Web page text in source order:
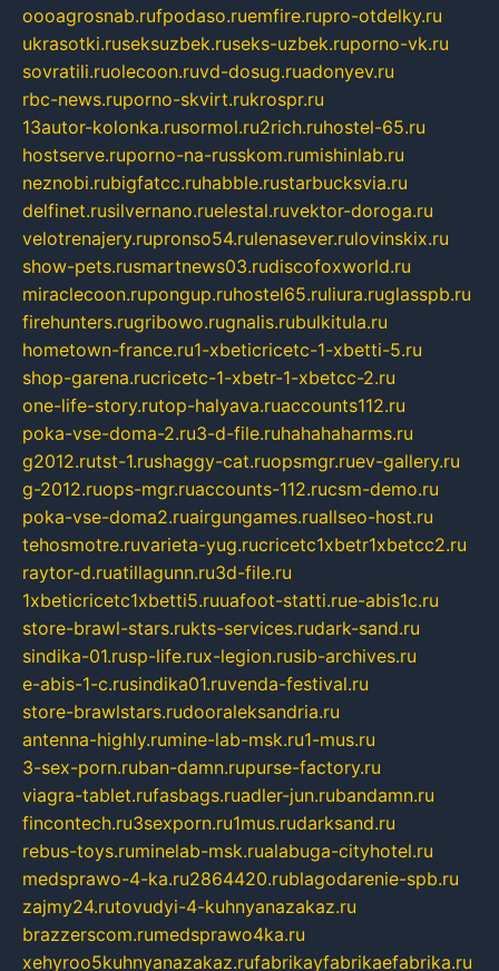
oooagrosnab.rufpodaso.ruemfire.rupro-otdelky.ru
ukrasotki.ruseksuzbek.ruseks-uzbek.ruporno-vk.ru
sovratili.ruolecoon.ruvd-dosug.ruadonyev.ru
rbc-news.ruporno-skvirt.rukrospr.ru
13autor-kolonka.rusormol.ru2rich.ruhostel-65.ru
hostserve.ruporno-na-russkom.rumishinlab.ru
neznobi.rubigfatcc.ruhabble.rustarbucksvia.ru
delfinet.rusilvernano.ruelestal.ruvektor-doroga.ru
velotrenajery.rupronso54.rulenasever.rulovinskix.ru
show-pets.rusmartnews03.rudiscofoxworld.ru
miraclecoon.rupongup.ruhostel65.ruliura.ruglasspb.ru
firehunters.rugribowo.rugnalis.rubulkitula.ru
hometown-france.ru1-xbeticricetc-1-xbetti-5.ru
shop-garena.rucricetc-1-xbetr-1-xbetcc-2.ru
one-life-story.rutop-halyava.ruaccounts112.ru
poka-vse-doma-2.ru3-d-file.ruhahahaharms.ru
g2012.rutst-1.rushaggy-cat.ruopsmgr.ruev-gallery.ru
g-2012.ruops-mgr.ruaccounts-112.rucsm-demo.ru
poka-vse-doma2.ruairgungames.ruallseo-host.ru
tehosmotre.ruvarieta-yug.rucricetc1xbetr1xbetcc2.ru
raytor-d.ruatillagunn.ru3d-file.ru
1xbeticricetc1xbetti5.ruuafoot-statti.rue-abis1c.ru
store-brawl-stars.rukts-services.rudark-sand.ru
sindika-01.rusp-life.rux-legion.rusib-archives.ru
e-abis-1-c.rusindika01.ruvenda-festival.ru
store-brawlstars.rudooraleksandria.ru
antenna-highly.rumine-lab-msk.ru1-mus.ru
3-sex-porn.ruban-damn.rupurse-factory.ru
viagra-tablet.rufasbags.ruadler-jun.rubandamn.ru
fincontech.ru3sexporn.ru1mus.rudarksand.ru
rebus-toys.ruminelab-msk.rualabuga-cityhotel.ru
medsprawo-4-ka.ru2864420.rublagodarenie-spb.ru
zajmy24.rutovudyi-4-kuhnyanazakaz.ru
brazzerscom.rumedsprawo4ka.ru
xehyroo5kuhnyanazakaz.rufabrikayfabrikaefabrika.ru